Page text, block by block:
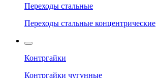
Переходы стальные
Переходы стальные концентрические
Контргайки
Контргайки чугунные